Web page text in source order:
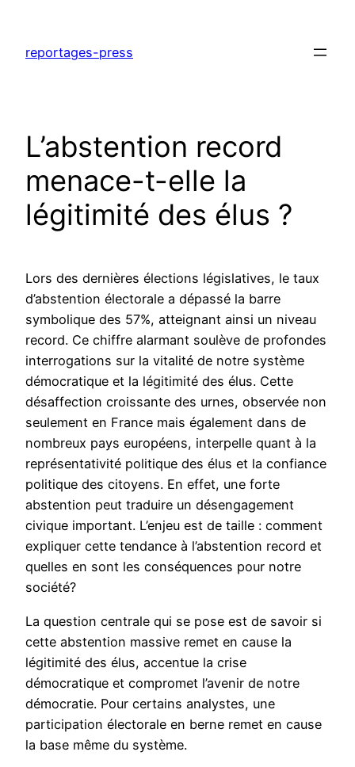
contenu
reportages-press
L’abstention record
menace-t-elle la
légitimité des élus ?
Lors des dernières élections législatives, le taux
d’abstention électorale a dépassé la barre
symbolique des 57%, atteignant ainsi un niveau
record. Ce chiffre alarmant soulève de profondes
interrogations sur la vitalité de notre système
démocratique et la légitimité des élus. Cette
désaffection croissante des urnes, observée non
seulement en France mais également dans de
nombreux pays européens, interpelle quant à la
représentativité politique des élus et la confiance
politique des citoyens. En effet, une forte
abstention peut traduire un désengagement
civique important. L’enjeu est de taille : comment
expliquer cette tendance à l’abstention record et
quelles en sont les conséquences pour notre
société?
La question centrale qui se pose est de savoir si
cette abstention massive remet en cause la
légitimité des élus, accentue la crise
démocratique et compromet l’avenir de notre
démocratie. Pour certains analystes, une
participation électorale en berne remet en cause
la base même du système.